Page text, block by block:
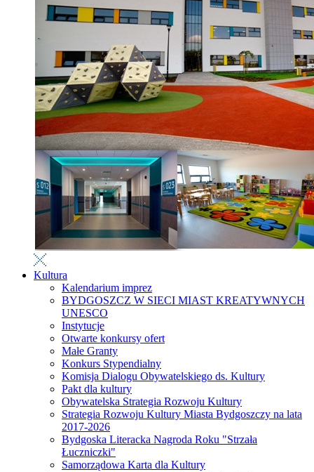
Kultura
Kalendarium imprez
BYDGOSZCZ W SIECI MIAST KREATYWNYCH
UNESCO
Instytucje
Otwarte konkursy ofert
Małe Granty
Konkurs Stypendialny
Komisja Dialogu Obywatelskiego ds. Kultury
Pakt dla kultury
Obywatelska Strategia Rozwoju Kultury
Strategia Rozwoju Kultury Miasta Bydgoszczy na lata
2017-2026
Bydgoska Literacka Nagroda Roku "Strzała
Łuczniczki"
Samorządowa Karta dla Kultury